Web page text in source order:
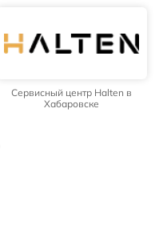
Сервисный центр Halten в
Хабаровске